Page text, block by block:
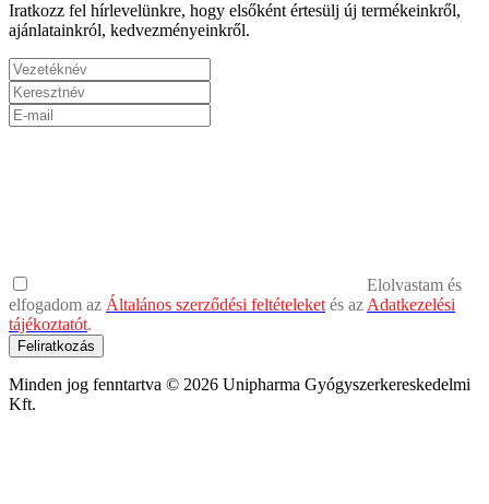
Iratkozz fel hírlevelünkre, hogy elsőként értesülj új termékeinkről,
ajánlatainkról, kedvezményeinkről.
Elolvastam és
elfogadom az Általános szerződési feltételeket és az Adatkezelési
tájékoztatót.
Feliratkozás
Minden jog fenntartva © 2026 Unipharma Gyógyszerkereskedelmi
Kft.